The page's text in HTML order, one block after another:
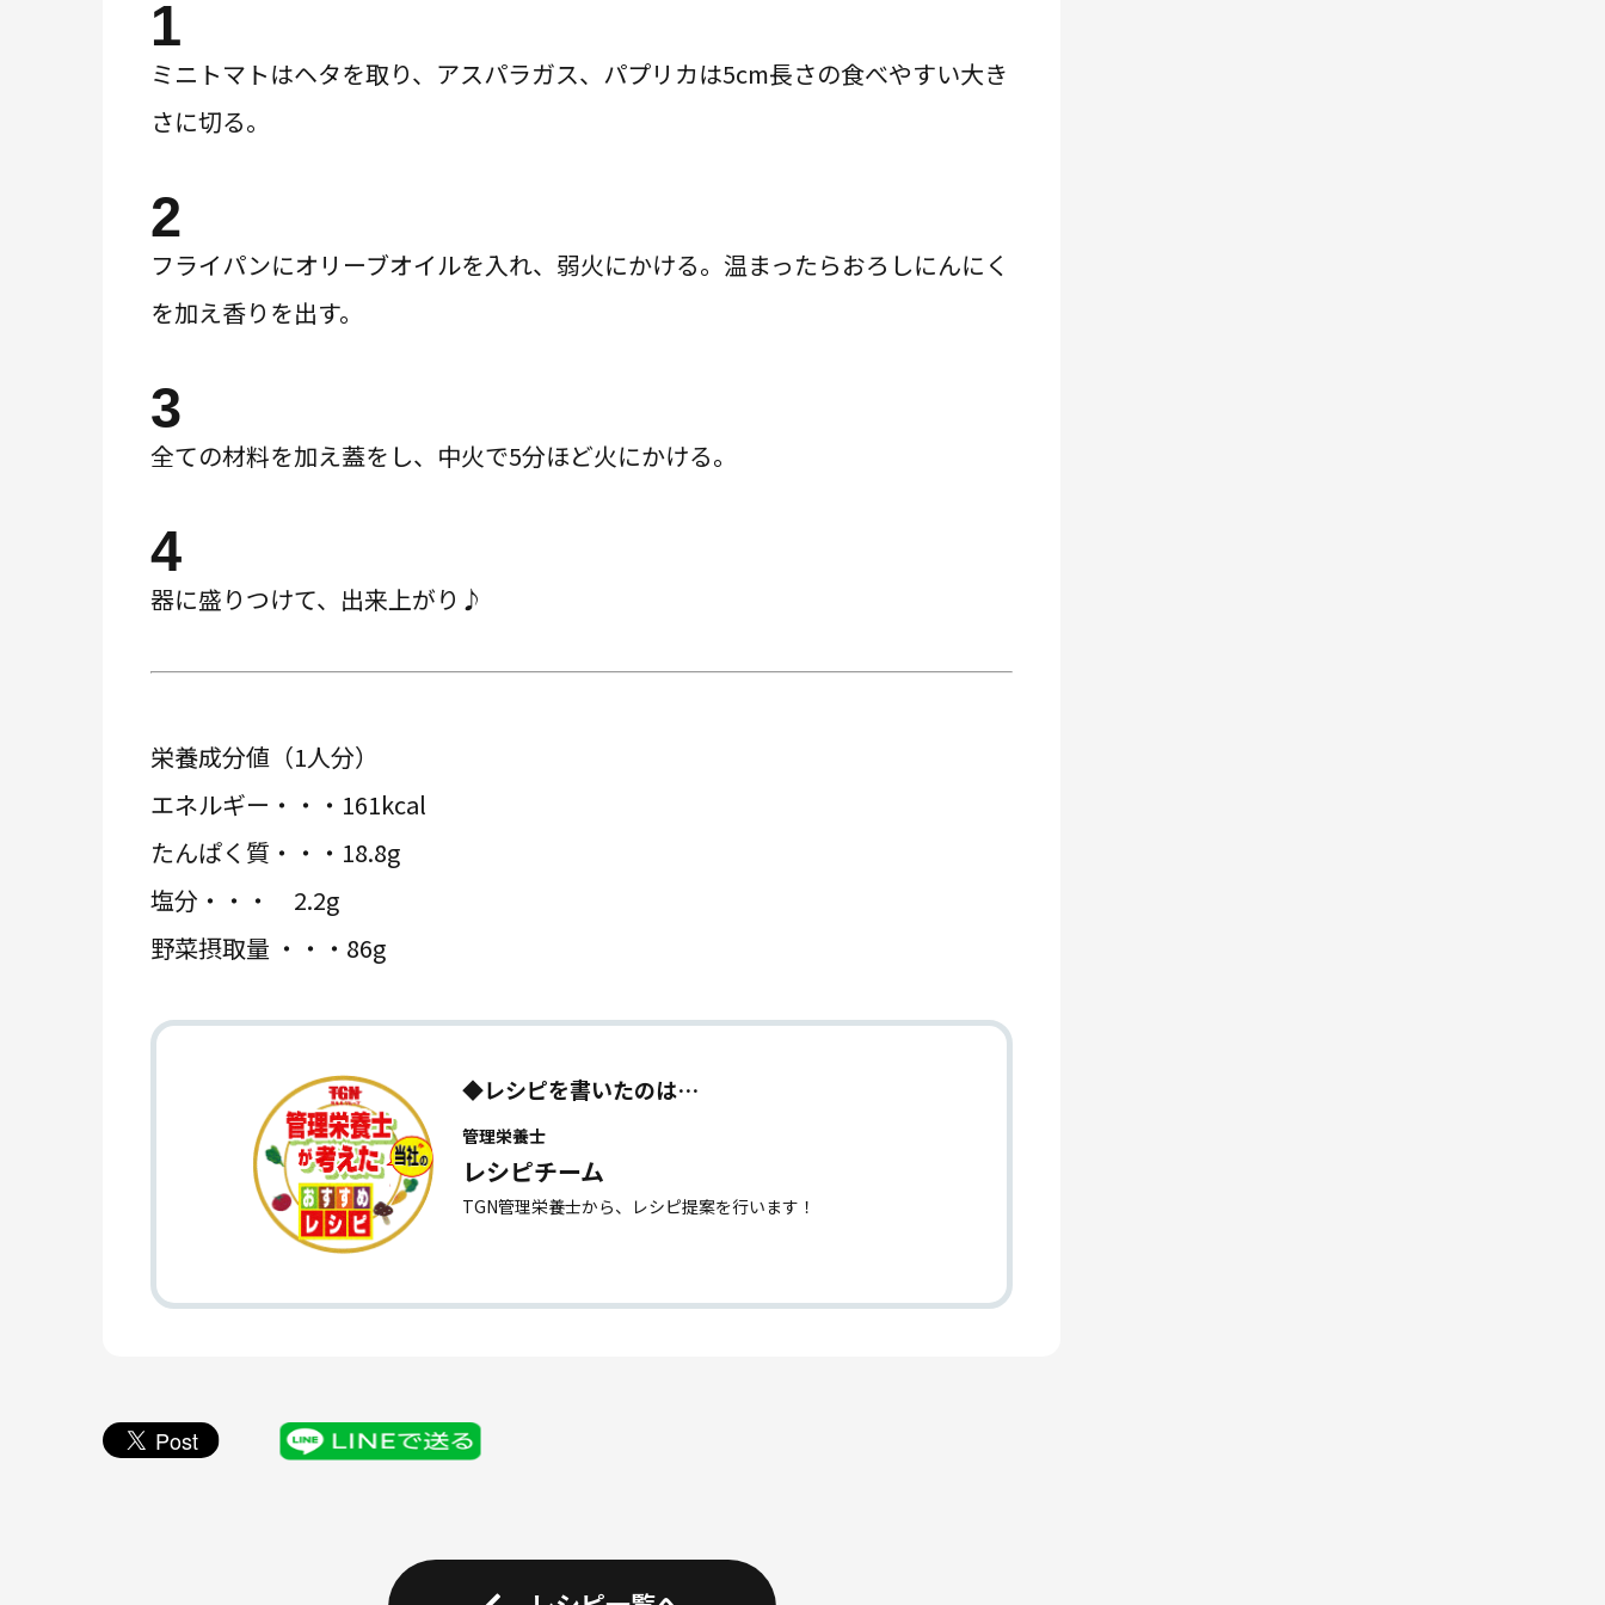
1
ミニトマトはヘタを取り、アスパラガス、パプリカは5cm長さの食べやすい大き
さに切る。
2
フライパンにオリーブオイルを入れ、弱火にかける。温まったらおろしにんにく
を加え香りを出す。
3
全ての材料を加え蓋をし、中火で5分ほど火にかける。
4
器に盛りつけて、出来上がり♪
栄養成分値（1人分）
エネルギー・・・161kcal
たんぱく質・・・18.8g
塩分・・・ 2.2g
野菜摂取量 ・・・86g
◆レシピを書いたのは…
管理栄養士
レシピチーム
TGN管理栄養士から、レシピ提案を行います！